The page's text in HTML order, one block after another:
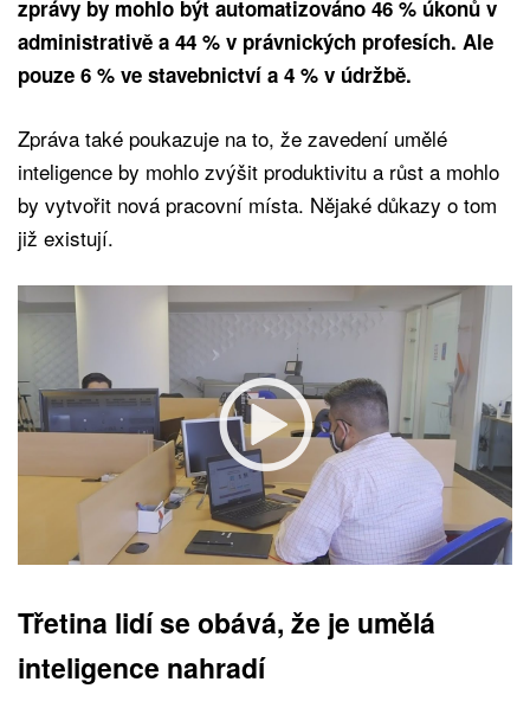
zprávy by mohlo být automatizováno 46 % úkonů v
administrativě a 44 % v právnických profesích. Ale
pouze 6 % ve stavebnictví a 4 % v údržbě.
Zpráva také poukazuje na to, že zavedení umělé
inteligence by mohlo zvýšit produktivitu a růst a mohlo
by vytvořit nová pracovní místa. Nějaké důkazy o tom
již existují.
Třetina lidí se obává, že je umělá
inteligence nahradí